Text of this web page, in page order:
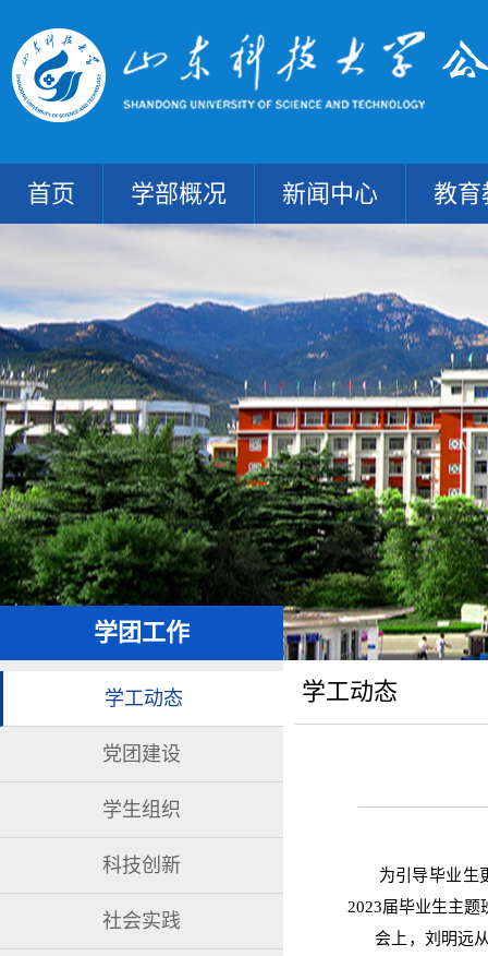
首页 学部概况 新闻中心 教育
学团工作
学工动态
党团建设
学生组织
科技创新
社会实践
学工动态
为引导毕业生
2023届毕业生主题
会上， 刘明远